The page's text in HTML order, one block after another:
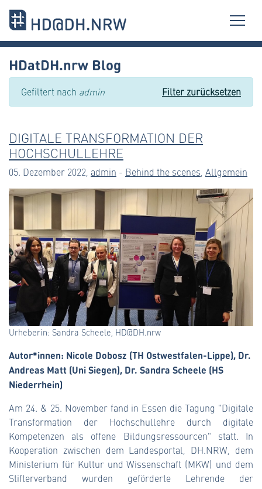
HDatDH.nrw Blog
Gefiltert nach admin Filter zurücksetzen
DIGITALE TRANSFORMATION DER
HOCHSCHULLEHRE
05. Dezember 2022, admin - Behind the scenes Allgemein
Urheberin: Sandra Scheele, HD@DH.nrw
Autor*innen: Nicole Dobosz (TH Ostwestfalen-Lippe), Dr.
Andreas Matt (Uni Siegen), Dr. Sandra Scheele (HS
Niederrhein)
Am 24. & 25. November fand in Essen die Tagung "Digitale
Transformation der Hochschullehre durch digitale
Kompetenzen als offene Bildungsressourcen" statt. In
Kooperation zwischen dem Landesportal, DH.NRW, dem
Ministerium für Kultur und Wissenschaft (MKW) und dem
Stifterverband wurden geförderte Lehrende der